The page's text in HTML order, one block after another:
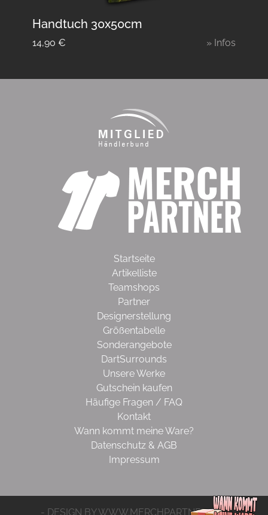
Handtuch 30x50cm
14,90 € » Infos
Startseite
Artikelliste
Teamshops
Partner
Designerstellung
Größentabelle
Sonderangebote
DartSurrounds
Unsere Werke
Gutschein kaufen
Häufige Fragen / FAQ
Kontakt
Wann kommt meine Ware?
Datenschutz & AGB
Impressum
- DESIGN BY WWW.MERCHPARTNER.DE -